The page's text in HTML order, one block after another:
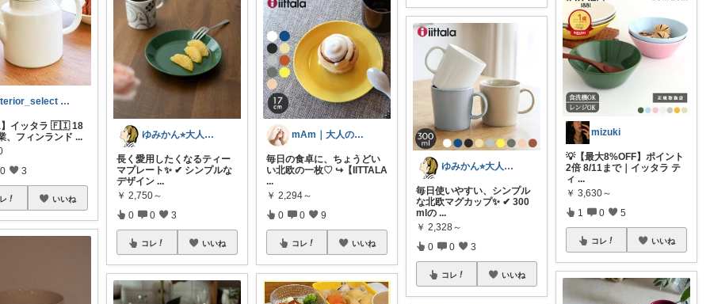
interior_select 家具雑貨
イッタラ 🇫🇮 18
、フィンランド ...
0 3
いいね
ゆみかん⭐︎大人の暮らし研究室
長く愛用したくなるティー
マプレート✨ ✔ シンプルな
デザイン ...
￥ 2,750～
0 0 3
コレ いいね
mAm｜大人のご褒美セレクト
毎日の食卓に、ちょうどい
い北欧の一枚♡ ↪︎【IITTALA
...
￥ 2,294～
0 0 9
コレ いいね
ゆみかん⭐︎大人の暮らし研究室
毎日使いやすい、シンプル
な北欧マグカップ✨ ✔ 300
mlの ...
￥ 2,328～
0 0 3
コレ いいね
mizuki
💡【最大8%OFF】ポイント
2倍 8/11まで｜イッタラ テ
ィ ...
￥ 3,630～
1 0 5
コレ いいね